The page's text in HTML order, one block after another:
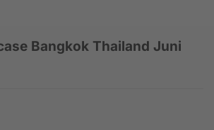
Bangkok Thailand Juni